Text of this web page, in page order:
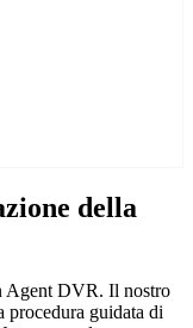
della
Agent DVR. Il nostro
procedura guidata di